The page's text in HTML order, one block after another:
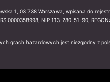
1, 03 738 Warszawa, wpisana do
0000358998, NIP 113-280-51-90,
grach hazardowych jest niezgodny z